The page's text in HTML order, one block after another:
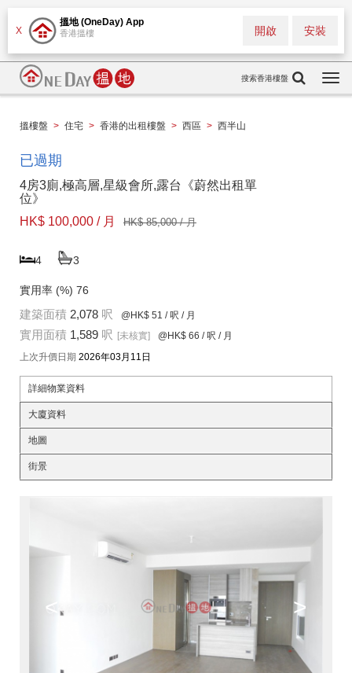
X
搵地 (OneDay) App
香港搵樓 安裝
開啟
搜索香港樓盤
搵樓盤 > 住宅 > 香港的出租樓盤 > 西區 > 西半山
已過期
4房3廁,極高層,星級會所,露台《蔚然出租單
位》
HK$ 100,000 / 月
HK$ 85,000 / 月
4 3
實用率 (%) 76
建築面積 2,078 呎 @HK$ 51 / 呎 / 月
實用面積 1,589 呎 [未核實] @HK$ 66 / 呎 / 月
上次升價日期 2026年03月11日
詳細物業資料
大廈資料
地圖
街景
< >